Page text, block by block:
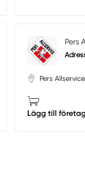
Pers
Pers
Lägg till företag